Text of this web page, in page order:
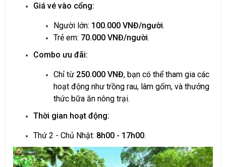
Giá vé vào cổng:
Người lớn: 100.000 VNĐ/người.
Trẻ em: 70.000 VNĐ/người.
Combo ưu đãi:
Chỉ từ 250.000 VNĐ, bạn có thể tham gia các
hoạt động như trồng rau, làm gốm, và thưởng
thức bữa ăn nông trại.
Thời gian hoạt động:
Thứ 2 - Chủ Nhật: 8h00 - 17h00.